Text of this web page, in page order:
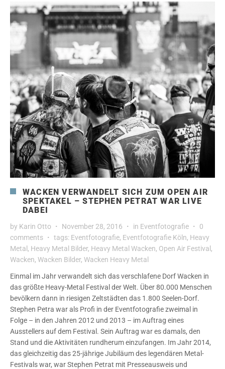
WACKEN VERWANDELT SICH ZUM OPEN AIR
SPEKTAKEL – STEPHEN PETRAT WAR LIVE
DABEI
by Karin Otto November 28, 2016 in Eventfotografie
0
comments
tags: Eventfotografie, Eventfotografie Köln, Heavy
Metal , Heavy Metal Bilder, Heavy Metal Wacken, Open Air Festival ,
Wacken, Wacken Bilder, Wacken Heavy Metal
Einmal im Jahr verwandelt sich das verschlafene Dorf Wacken in
das größte Heavy-Metal Festival der Welt. Über 80.000 Menschen
bevölkern dann in riesigen Zeltstädten das 1.800 Seelen-Dorf.
Stephen Petra war als Profi in der Eventfotografie zweimal in
Folge – in den Jahren 2012 und 2013 – im Auftrag eines
Ausstellers auf dem Festival. Sein Auftrag war es damals, den
Stand und die Aktivitäten rundherum einzufangen. Im Jahr 2014,
das gleichzeitig das 25-jährige Jubiläum des legendären Metal-
Festivals war, war Stephen Petrat mit Presseausweis und